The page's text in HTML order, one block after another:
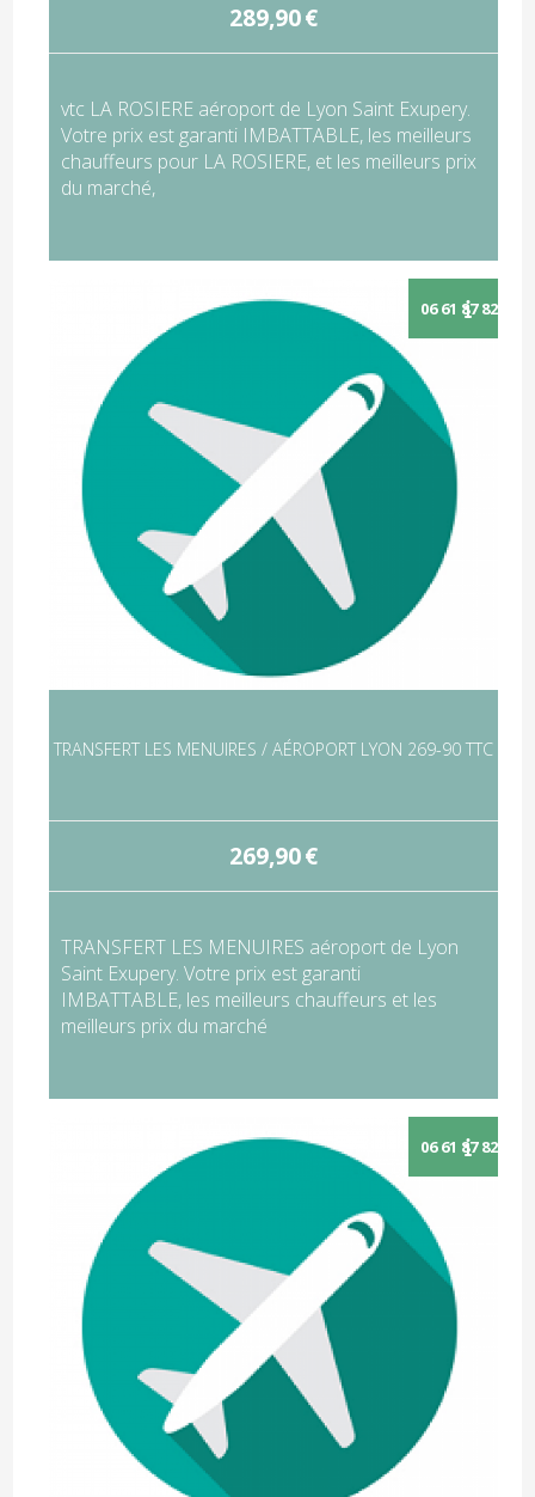
289,90€
vtc LA ROSIERE aéroport de Lyon Saint Exupery.
Votre prix est garanti IMBATTABLE, les meilleurs
chauffeurs pour LA ROSIERE, et les meilleurs prix
du marché,
TRANSFERT LES MENUIRES / AÉROPORT LYON 269-90 TTC
269,90€
TRANSFERT LES MENUIRES aéroport de Lyon
Saint Exupery. Votre prix est garanti
IMBATTABLE, les meilleurs chauffeurs et les
meilleurs prix du marché